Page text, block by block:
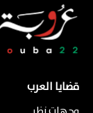
قضايا العرب